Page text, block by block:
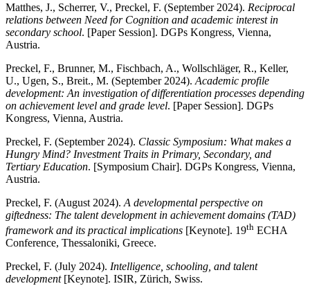
Matthes, J., Scherrer, V., Preckel, F. (September 2024). Reciprocal
relations between Need for Cognition and academic interest in
secondary school. [Paper Session]. DGPs Kongress, Vienna,
Austria.
Preckel, F., Brunner, M., Fischbach, A., Wollschläger, R., Keller,
U., Ugen, S., Breit., M. (September 2024). Academic profile
development: An investigation of differentiation processes depending
on achievement level and grade level. [Paper Session]. DGPs
Kongress, Vienna, Austria.
Preckel, F. (September 2024). Classic Symposium: What makes a
Hungry Mind? Investment Traits in Primary, Secondary, and
Tertiary Education. [Symposium Chair]. DGPs Kongress, Vienna,
Austria.
Preckel, F. (August 2024). A developmental perspective on
giftedness: The talent development in achievement domains (TAD)
framework and its practical implications [Keynote]. 19th ECHA
Conference, Thessaloniki, Greece.
Preckel, F. (July 2024). Intelligence, schooling, and talent
development [Keynote]. ISIR, Zürich, Swiss.